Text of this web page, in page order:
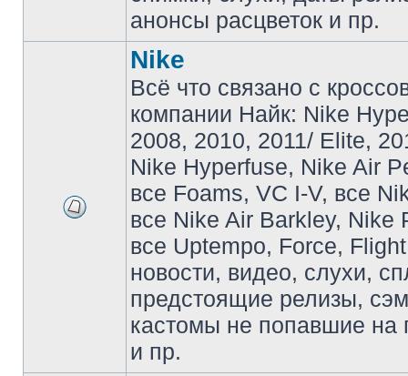
анонсы расцветок и пр.
Nike
Всё что связано с
компании Найк: Nike
2008, 2010, 2011/ Elite,
Nike Hyperfuse, Nike Air
все Foams, VC I-V, все
все Nike Air Barkley, Nike
все Uptempo, Force,
новости, видео, слухи,
предстоящие релизы,
кастомы не попавшие на
и пр.